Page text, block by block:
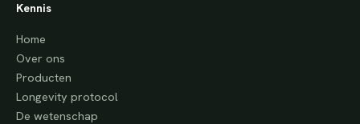
Kennis
Home
Over ons
Producten
Longevity protocol
De wetenschap